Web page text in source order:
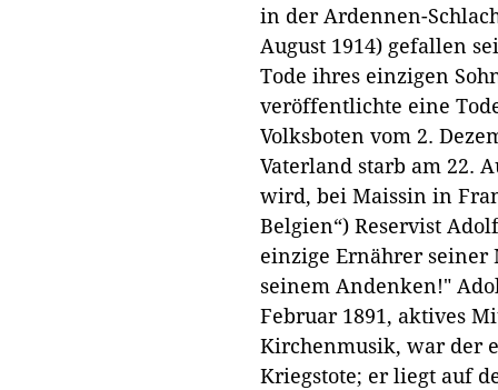
in der Ardennen-
August 1914) gefallen
Tode ihres einzigen
veröffentlichte eine
Volksboten vom 2.
Vaterland starb am 22.
wird, bei Maissin in
Belgien“) Reservist
einzige Ernährer
seinem Andenken!"
Februar 1891, aktives
Kirchenmusik, war der
Kriegstote; er liegt auf